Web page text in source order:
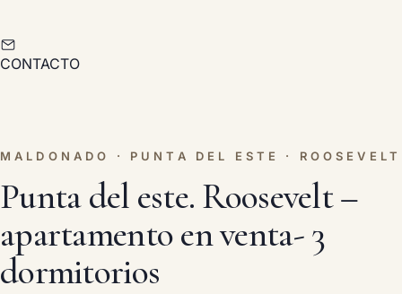
CONTACTO
MALDONADO · PUNTA DEL ESTE · ROOSEVELT
Punta del este. Roosevelt –
apartamento en venta- 3
dormitorios